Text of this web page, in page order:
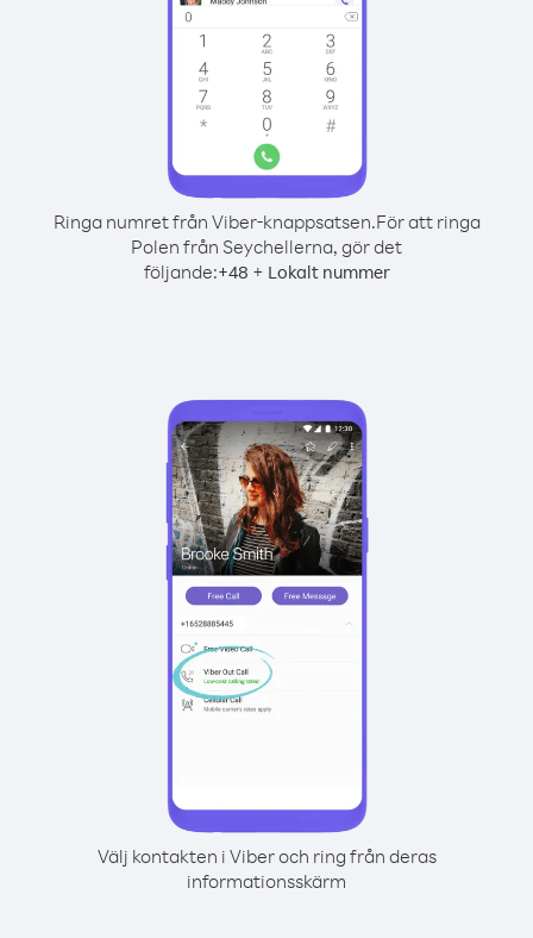
Ringa numret från Viber-knappsatsen.För att ringa
Polen från Seychellerna, gör det
följande:+48 + Lokalt nummer
Välj kontakten i Viber och ring från deras
informationsskärm